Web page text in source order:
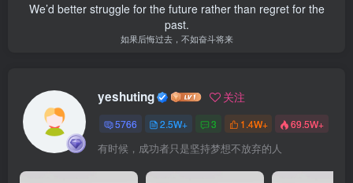
We’d better struggle for the future rather than regret for the
past.
如果后悔过去，不如奋斗将来
yeshuting 关注
5766 2.5W+ 3 1.4W+ 69.5W+
有时候，成功者只是坚持梦想不放弃的人